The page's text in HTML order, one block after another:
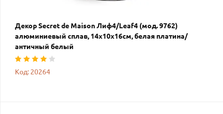
Декор Secret de Maison Лиф4/Leaf4 (мод. 9762)
алюминиевый сплав, 14х10х16см, белая платина/
античный белый
Код: 20264